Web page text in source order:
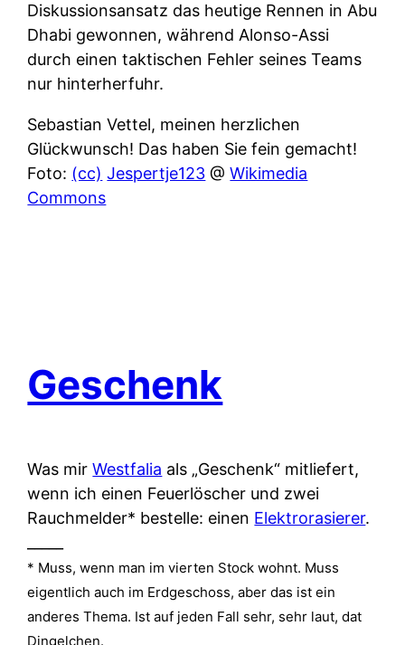
Diskussionsansatz das heutige Rennen in Abu
Dhabi gewonnen, während Alonso-Assi
durch einen taktischen Fehler seines Teams
nur hinterherfuhr.
Sebastian Vettel, meinen herzlichen
Glückwunsch! Das haben Sie fein gemacht!
Foto: (cc) Jespertje123 @Wikimedia
Commons
Geschenk
Was mirWestfalia als „Geschenk“ mitliefert,
wenn ich einen Feuerlöscher und zwei
Rauchmelder* bestelle: einen Elektrorasierer.
* Muss, wenn man im vierten Stock wohnt. Muss
eigentlich auch im Erdgeschoss, aber das ist ein
anderes Thema. Ist auf jeden Fall sehr, sehr laut, dat
Dingelchen.